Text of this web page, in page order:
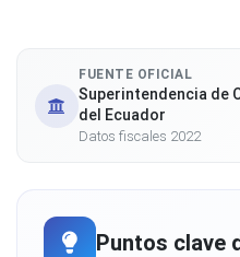
FUENTE OFICIAL
Superintendencia de
del Ecuador
Datos fiscales 2022
Puntos clave